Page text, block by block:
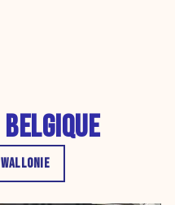
BELGIQUE
WALLONIE